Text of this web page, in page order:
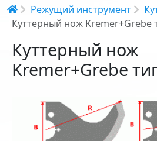
Строка навигации
Режущий инструмент
Куттерный нож Kremer+Grebe
Куттерный нож
Kremer+Grebe